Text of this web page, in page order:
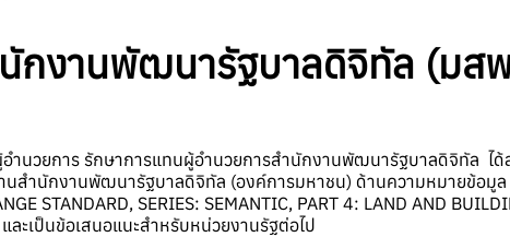
กงานพัฒนารัฐบาลดิจิทัล (มส
อำนวยการ รักษาการแทนผู้อำนวยการสำนักงานพัฒนารัฐบาลดิจิทัล ไ
สำนักงานพัฒนารัฐบาลดิจิทัล (องค์การมหาชน) ด้านความหมายข้อมู
STANDARD, SERIES: SEMANTIC, PART 4: LAND AND
ะเป็นข้อเสนอแนะสำหรับหน่วยงานรัฐต่อไป